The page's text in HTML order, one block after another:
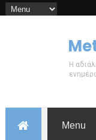
Η